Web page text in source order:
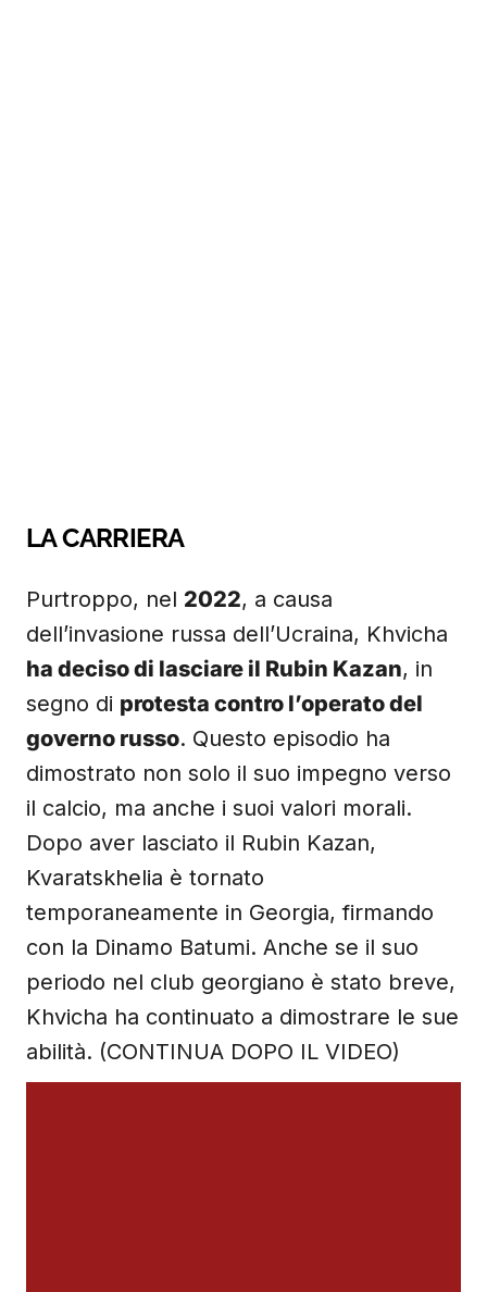
LA CARRIERA
Purtroppo, nel 2022, a causa
dell’invasione russa dell’Ucraina, Khvicha
ha deciso di lasciare il Rubin Kazan, in
segno di protesta contro l’operato del
governo russo. Questo episodio ha
dimostrato non solo il suo impegno verso
il calcio, ma anche i suoi valori morali.
Dopo aver lasciato il Rubin Kazan,
Kvaratskhelia è tornato
temporaneamente in Georgia, firmando
con la Dinamo Batumi. Anche se il suo
periodo nel club georgiano è stato breve,
Khvicha ha continuato a dimostrare le sue
abilità. (CONTINUA DOPO IL VIDEO)